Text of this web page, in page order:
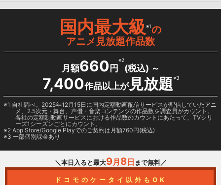
国内最大級※1の
アニメ見放題作品数
月額660 円
※2
(税込) ～
7,400作品以上が見放題※3
1 自社調べ。2025年12月15日に国内定額動画配信サービスが配信していたアニ
メ、2.5次元・舞台、声優・音楽コンテンツの作品数を調査員がカウント。
各社の定額制動画サービスにおける作品数のカウントにあたって、TVシリ
ーズ1シーズンごとにカウント。
2 App Store/Google Playでのご契約は月額760円(税込)
3 一部個別課金あり
＼本日入ると最大9月 8日 まで無料／
ドコモのケータイ以外もOK